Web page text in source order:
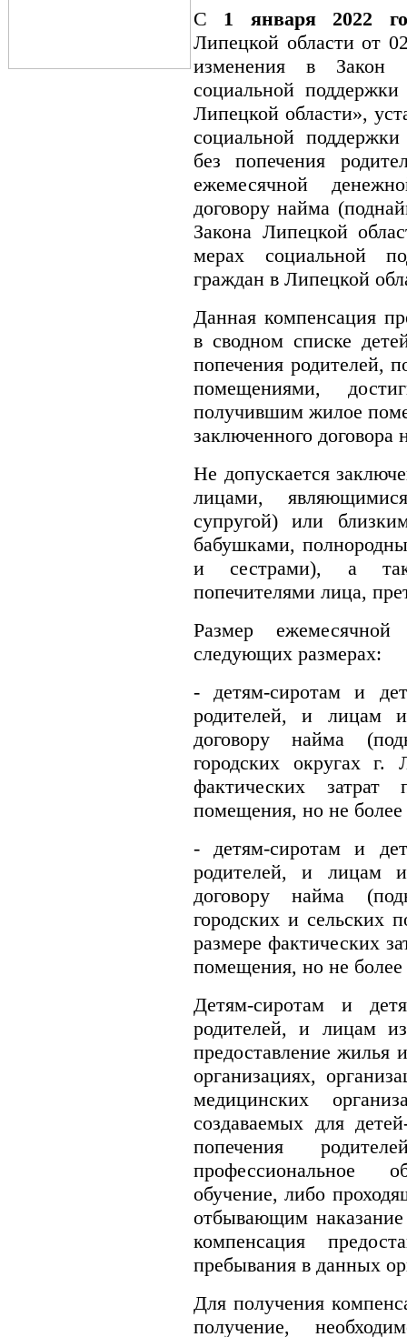
С 1 января 2022
Липецкой области от
изменения в Закон
социальной
Липецкой области»,
социальной
без попечения
ежемесячной
договору найма
Закона Липецкой
мерах социальной
граждан в Липецкой
Данная компенсация
в сводном списке
попечения родителей,
помещениями,
получившим жилое
заключенного
Не допускается
лицами,
супругой) или
бабушками,
и сестрами), а
попечителями лица,
Размер
следующих размерах:
- детям-сиротам и
родителей, и лицам
договору найма
городских округах
фактических
помещения, но не более
- детям-сиротам и
родителей, и лицам
договору найма
городских и сельских
размере фактических
помещения, но не более
Детям-сиротам и
родителей, и лицам
предоставление жилья
организациях,
медицинских
создаваемых для
попечения
профессиональное
обучение, либо
отбывающим
компенсация
пребывания в данных
Для получения
получение,